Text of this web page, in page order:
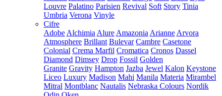
Louvre Palatino Parisien Revival Soft Story Tinia
Umbria Verona Vinyle
Cifre
Adobe Alchimia Alure Amazonia Arianne Arvora
Atmosphere Brillant Bulevar Cambre Casetone
Colonial Crema Marfil Cromatica Cronos Dassel
Diamond Dimsey Drop Fossil Golden
Granite Gravity Hampton Jazba Jewel Kalon Keystone
Liceo Luxury Madison Mahi Manila Materia Mirambel
Mitral Montblanc Nautalis Nebraska Colours Nordik